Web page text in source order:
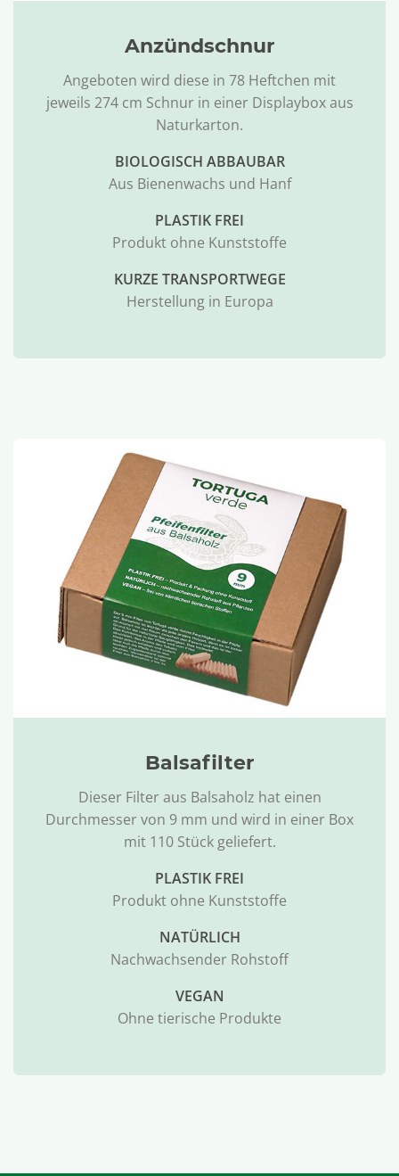
Anzündschnur
Angeboten wird diese in 78 Heftchen mit
jeweils 274 cm Schnur in einer Displaybox aus
Naturkarton.
BIOLOGISCH ABBAUBAR
Aus Bienenwachs und Hanf
PLASTIK FREI
Produkt ohne Kunststoffe
KURZE TRANSPORTWEGE
Herstellung in Europa
Balsafilter
Dieser Filter aus Balsaholz hat einen
Durchmesser von 9 mm und wird in einer Box
mit 110 Stück geliefert.
PLASTIK FREI
Produkt ohne Kunststoffe
NATÜRLICH
Nachwachsender Rohstoff
VEGAN
Ohne tierische Produkte